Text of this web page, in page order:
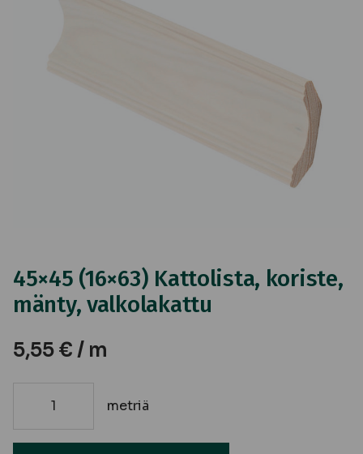
45×45 (16×63) Kattolista, koriste,
mänty, valkolakattu
5,55 € / m
metriä